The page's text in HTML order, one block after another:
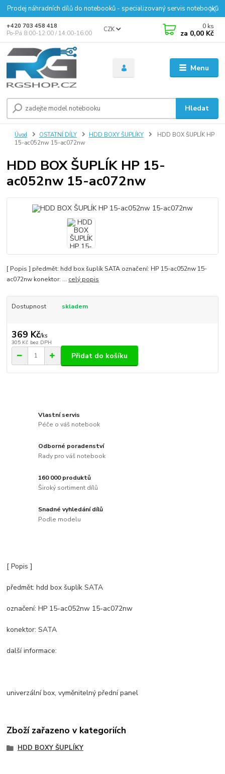
Prodej náhradních dílů do notebooků - specializovaný servis notebooků
Menu
CZK
Hledat
+420 703 458 418
Po-Pá 8:00-12:00 / 14:00-16:00
0 ks
za 0,00 Kč
Úvod OSTATNÍ DÍLY HDD BOXY ŠUPLÍKY
HDD BOX ŠUPLÍK HP
15-ac052nw 15-ac072nw
HDD BOX ŠUPLÍK HP 15-
ac052nw 15-ac072nw
[ Popis ] předmět: hdd box šuplík SATA označení: HP 15-ac052nw 15-
ac072nw konektor: ... celý popis
Dostupnost skladem
369 Kč/ks
305 Kč bez DPH
Přidat do košíku
Vlastní servis
Péče o váš notebook
Odborné poradenství
Rady pro váš notebook
160 000 produktů
Široký sortiment dílů
Snadné vyhledání dílů
Podle modelu
[ Popis ]
předmět: hdd box šuplík SATA
označení: HP 15-ac052nw 15-ac072nw
konektor: SATA
další informace:
univerzální box, vyměnitelný přední panel
Zboží zařazeno v kategoriích
HDD BOXY ŠUPLÍKY